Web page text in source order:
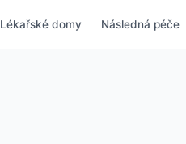
Lékařské domy Následná péče